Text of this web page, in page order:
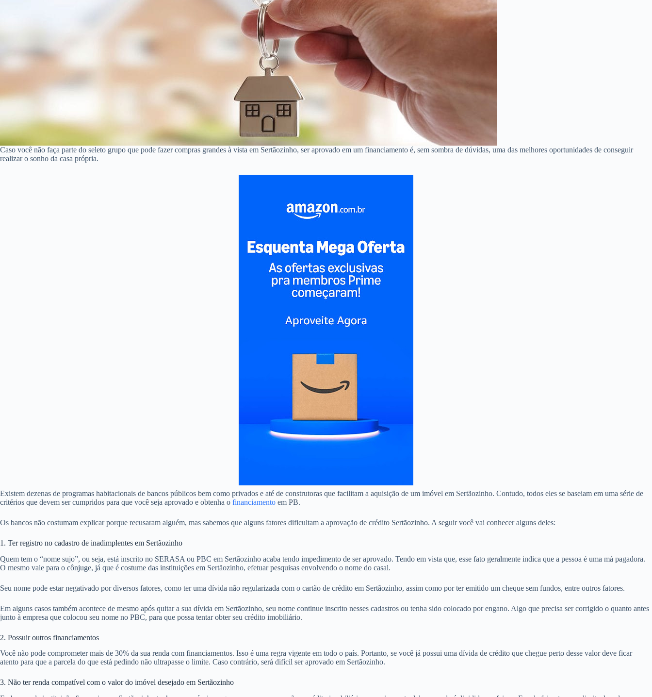
Caso você não faça parte do seleto grupo que pode fazer compras grandes à vista em Sertãozinho, ser aprovado em um financiamento é, sem sombra de dúvidas, uma das melhores oportunidades de conseguir
realizar o sonho da casa própria.
Existem dezenas de programas habitacionais de bancos públicos bem como privados e até de construtoras que facilitam a aquisição de um imóvel em Sertãozinho. Contudo, todos eles se baseiam em uma série de
critérios que devem ser cumpridos para que você seja aprovado e obtenha o financiamento em PB.
Os bancos não costumam explicar porque recusaram alguém, mas sabemos que alguns fatores dificultam a aprovação de crédito Sertãozinho. A seguir você vai conhecer alguns deles:
1. Ter registro no cadastro de inadimplentes em Sertãozinho
Quem tem o “nome sujo”, ou seja, está inscrito no SERASA ou PBC em Sertãozinho acaba tendo impedimento de ser aprovado. Tendo em vista que, esse fato geralmente indica que a pessoa é uma má pagadora.
O mesmo vale para o cônjuge, já que é costume das instituições em Sertãozinho, efetuar pesquisas envolvendo o nome do casal.
Seu nome pode estar negativado por diversos fatores, como ter uma dívida não regularizada com o cartão de crédito em Sertãozinho, assim como por ter emitido um cheque sem fundos, entre outros fatores.
Em alguns casos também acontece de mesmo após quitar a sua dívida em Sertãozinho, seu nome continue inscrito nesses cadastros ou tenha sido colocado por engano. Algo que precisa ser corrigido o quanto antes
junto à empresa que colocou seu nome no PBC, para que possa tentar obter seu crédito imobiliário.
2. Possuir outros financiamentos
Você não pode comprometer mais de 30% da sua renda com financiamentos. Isso é uma regra vigente em todo o país. Portanto, se você já possui uma dívida de crédito que chegue perto desse valor deve ficar
atento para que a parcela do que está pedindo não ultrapasse o limite. Caso contrário, será difícil ser aprovado em Sertãozinho.
3. Não ter renda compatível com o valor do imóvel desejado em Sertãozinho